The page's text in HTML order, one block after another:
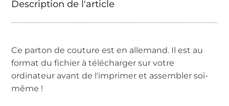
Ce parton de couture est en allemand. Il est au
format du fichier à télécharger sur votre
ordinateur avant de l'imprimer et assembler soi-
même !